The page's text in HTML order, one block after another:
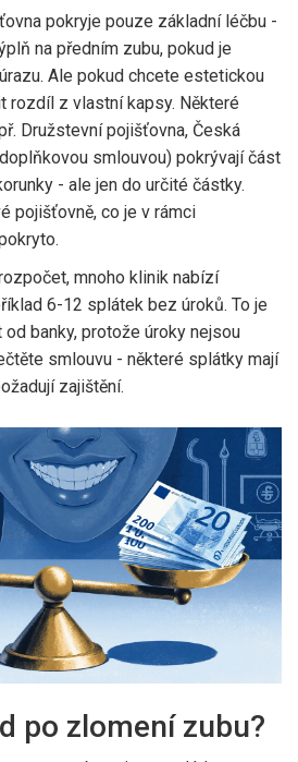
pokryje pouze základní léčbu -
na předním zubu, pokud je
Ale pokud chcete estetickou
rozdíl z vlastní kapsy. Některé
Družstevní pojišťovna, Česká
smlouvou) pokrývají část
- ale jen do určité částky.
pojišťovně, co je v rámci
mnoho klinik nabízí
6-12 splátek bez úroků. To je
banky, protože úroky nejsou
smlouvu - některé splátky mají
zajištění.
po zlomení zubu?